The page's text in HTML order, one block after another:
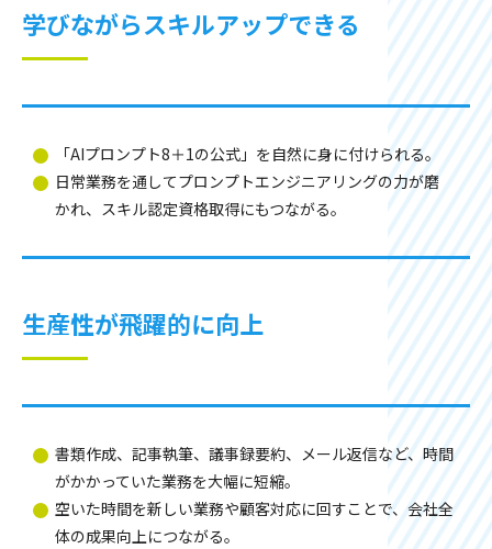
学びながらスキルアップできる
「AIプロンプト8＋1の公式」を自然に身に付けられる。
日常業務を通してプロンプトエンジニアリングの力が磨
かれ、スキル認定資格取得にもつながる。
生産性が飛躍的に向上
書類作成、記事執筆、議事録要約、メール返信など、時間
がかかっていた業務を大幅に短縮。
空いた時間を新しい業務や顧客対応に回すことで、会社全
体の成果向上につながる。